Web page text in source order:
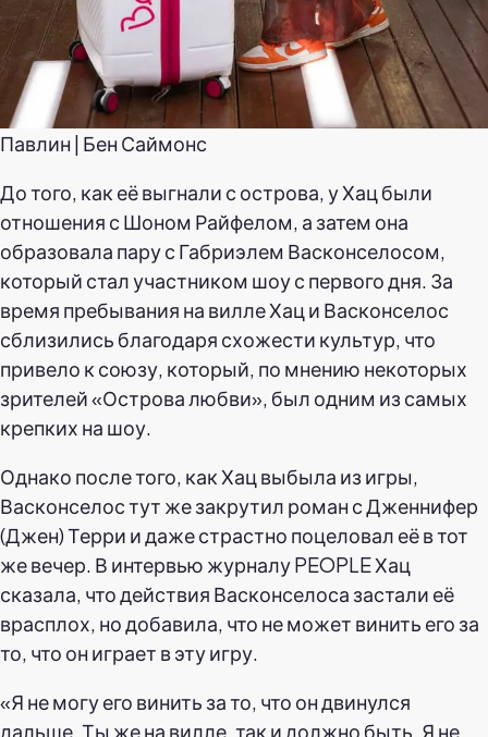
Павлин | Бен Саймонс
До того, как её выгнали с острова, у Хац были
отношения с Шоном Райфелом, а затем она
образовала пару с Габриэлем Васконселосом,
который стал участником шоу с первого дня. За
время пребывания на вилле Хац и Васконселос
сблизились благодаря схожести культур, что
привело к союзу, который, по мнению некоторых
зрителей «Острова любви», был одним из самых
крепких на шоу.
Однако после того, как Хац выбыла из игры,
Васконселос тут же закрутил роман с Дженнифер
(Джен) Терри и даже страстно поцеловал её в тот
же вечер. В интервью журналу PEOPLE Хац
сказала, что действия Васконселоса застали её
врасплох, но добавила, что не может винить его за
то, что он играет в эту игру.
«Я не могу его винить за то, что он двинулся
дальше. Ты же на вилле, так и должно быть. Я не